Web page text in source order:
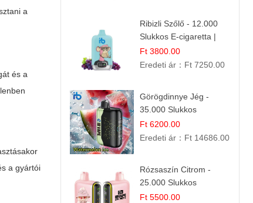
a
és a
a gyártói
Ribizli Szőlő - 12.000
Slukkos E-cigaretta |
Kifinomult Gyümölcs Íz
Ft 3800.00
Eredeti ár： Ft 7250.00
Görögdinnye Jég -
35.000 Slukkos
eldobható vape |
IBVape Bar Frissítő
Ft 6200.00
Eredeti ár： Ft 14686.00
Rózsaszín Citrom -
25.000 Slukkos
eldobható e-Cigaretta |
Ft 5500.00